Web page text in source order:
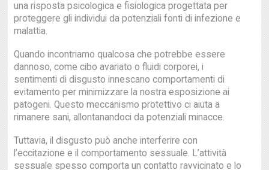
una risposta psicologica e fisiologica progettata per
proteggere gli individui da potenziali fonti di infezione e
malattia.
Quando incontriamo qualcosa che potrebbe essere
dannoso, come cibo avariato o fluidi corporei, i
sentimenti di disgusto innescano comportamenti di
evitamento per minimizzare la nostra esposizione ai
patogeni. Questo meccanismo protettivo ci aiuta a
rimanere sani, allontanandoci da potenziali minacce.
Tuttavia, il disgusto può anche interferire con
l’eccitazione e il comportamento sessuale. L’attività
sessuale spesso comporta un contatto ravvicinato e lo